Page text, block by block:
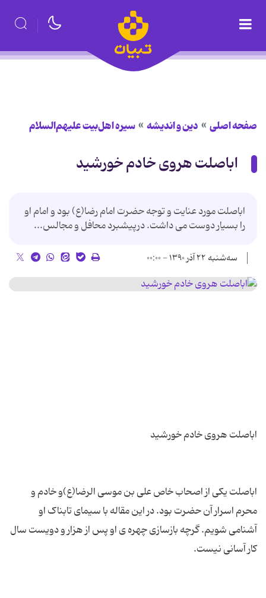
صفحه اصلی دین و اندیشه سیره اهل‌بیت علیهم‌السلام
اباصلت هروی خادم خورشید
اباصلت مورد عنایت و توجه حضرت امام رضا(ع) بود و امام او
را بسیار دوست می داشت. درپیشبرد محافل و مجالس...
سه‌شنبه ۲۲ آذر ۱۳۹۰ - ۰۰:۰۰
اباصلت یکی از اصحاب خاص علی بن موسی الرضا(ع)و خادم و
محرم اسرار آن حضرت بود. در این مقاله با سیمای تابناک او
آشنامی شویم. گرچه بازسازی چهره ی او پس از هزار و دویست سال